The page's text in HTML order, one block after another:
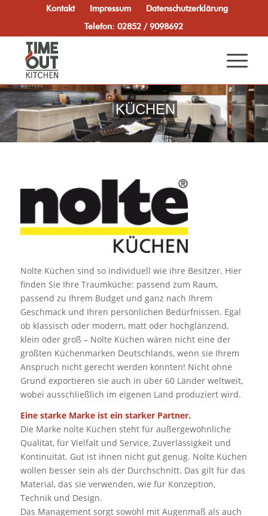
Kontakt Impressum
Datenschutzerklärung
Telefon: 02852 / 9098692
KÜCHEN
Nolte Küchen sind so individuell wie ihre Besitzer. Hier
finden Sie Ihre Traumküche: passend zum Raum,
passend zu Ihrem Budget und ganz nach Ihrem
Geschmack und Ihren persönlichen Bedürfnissen. Egal
ob klassisch oder modern, matt oder hochglänzend,
klein oder groß – Nolte Küchen wären nicht eine der
größten Küchenmarken Deutschlands, wenn sie Ihrem
Anspruch nicht gerecht werden könnten! Nicht ohne
Grund exportieren sie auch in über 60 Länder weltweit,
wobei ausschließlich im eigenen Land produziert wird.
Eine starke Marke ist ein starker Partner.
Die Marke nolte Küchen steht für außergewöhnliche
Qualität, für Vielfalt und Service, Zuverlässigkeit und
Kontinuität. Gut ist ihnen nicht gut genug. Nolte Küchen
wollen besser sein als der Durchschnitt. Das gilt für das
Material, das sie verwenden, wie für Konzeption,
Technik und Design.
Das Management sorgt sowohl mit Augenmaß als auch